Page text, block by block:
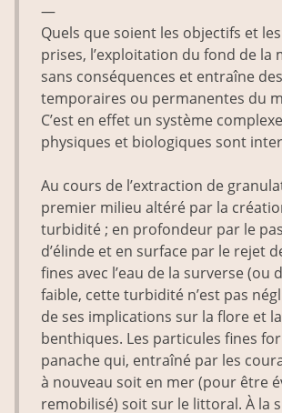
—
Quels que soient les objectifs et
prises, l’exploitation du fond de la
sans conséquences et entraîne
temporaires ou permanentes du
C’est en effet un système
physiques et biologiques sont
Au cours de l’extraction de
premier milieu altéré par la
turbidité ; en profondeur par le
d’élinde et en surface par le rejet
fines avec l’eau de la surverse (ou
faible, cette turbidité n’est pas
de ses implications sur la flore et
benthiques. Les particules fines
panache qui, entraîné par les
à nouveau soit en mer (pour être
remobilisé) soit sur le littoral. À la